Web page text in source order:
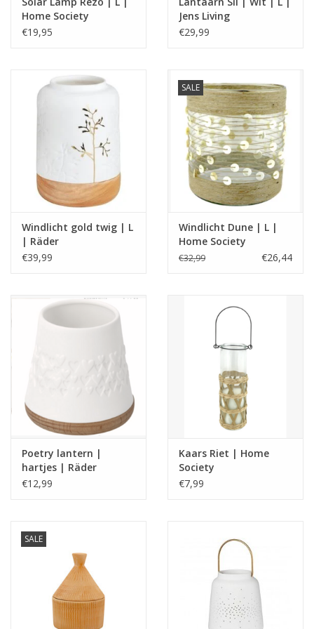
Home Society
€19,95
Jens Living
€29,99
Windlicht gold twig | L
| Räder
€39,99
SALE
Windlicht Dune | L |
Home Society
€32,99 €26,44
Poetry lantern |
hartjes | Räder
€12,99
Kaars Riet | Home
Society
€7,99
SALE